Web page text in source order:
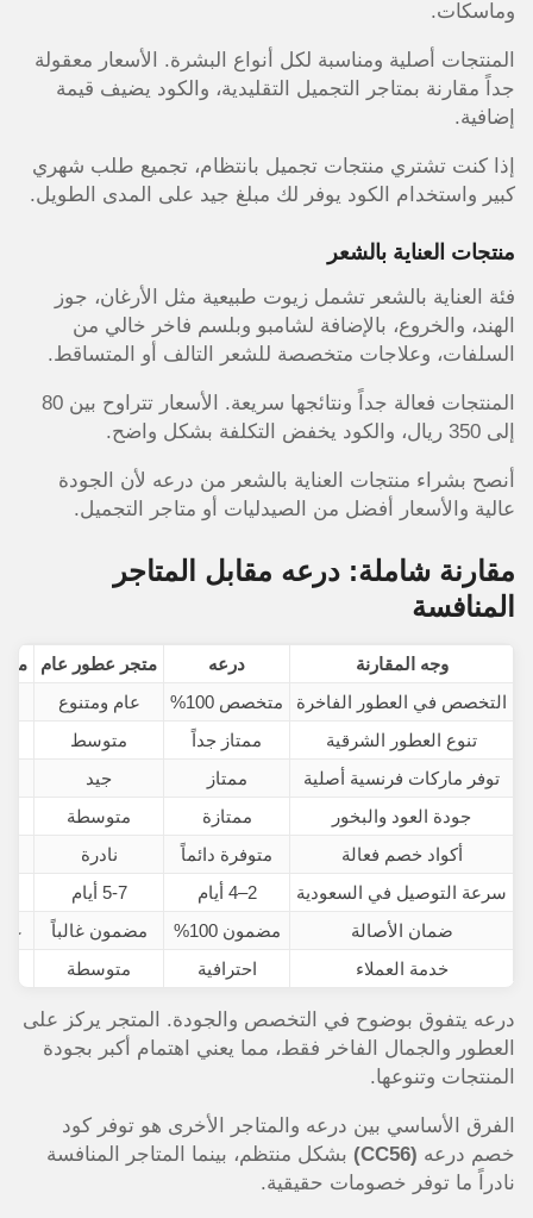
وماسكات.
المنتجات أصلية ومناسبة لكل أنواع البشرة. الأسعار معقولة
جداً مقارنة بمتاجر التجميل التقليدية، والكود يضيف قيمة
إضافية.
إذا كنت تشتري منتجات تجميل بانتظام، تجميع طلب شهري
كبير واستخدام الكود يوفر لك مبلغ جيد على المدى الطويل.
منتجات العناية بالشعر
فئة العناية بالشعر تشمل زيوت طبيعية مثل الأرغان، جوز
الهند، والخروع، بالإضافة لشامبو وبلسم فاخر خالي من
السلفات، وعلاجات متخصصة للشعر التالف أو المتساقط.
المنتجات فعالة جداً ونتائجها سريعة. الأسعار تتراوح بين 80
إلى 350 ريال، والكود يخفض التكلفة بشكل واضح.
أنصح بشراء منتجات العناية بالشعر من درعه لأن الجودة
عالية والأسعار أفضل من الصيدليات أو متاجر التجميل.
مقارنة شاملة: درعه مقابل المتاجر
المنافسة
وجه المقارنة درعه متجر عطور عام
التخصص في العطور الفاخرة
متخصص 100% عام ومتنوع
تنوع العطور الشرقية
ممتاز جداً
متوسط
توفر ماركات فرنسية أصلية
ممتاز
جيد
جودة العود والبخور
ممتازة
متوسطة
أكواد خصم فعالة
متوفرة دائماً
نادرة
سرعة التوصيل في السعودية
2
–4 أيام
5-7 أيام
ضمان الأصالة
مضمون 100% مضمون غالباً
خدمة العملاء
احترافية متوسطة
درعه يتفوق بوضوح في التخصص والجودة. المتجر يركز على
العطور والجمال الفاخر فقط، مما يعني اهتمام أكبر بجودة
المنتجات وتنوعها.
الفرق الأساسي بين درعه والمتاجر الأخرى هو توفر كود
خصم درعه (CC56)
بشكل منتظم، بينما المتاجر المنافسة
نادراً ما توفر خصومات حقيقية.